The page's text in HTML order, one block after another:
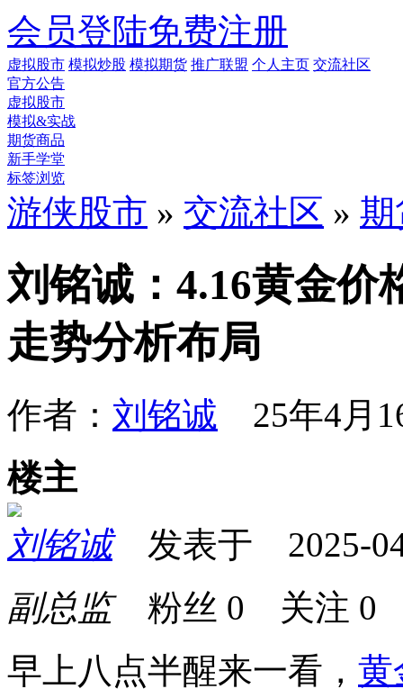
会员登陆免费注册
虚拟股市 模拟炒股 模拟期货 推广联盟 个人主页 交流社区
官方公告
虚拟股市
模拟&实战
期货商品
新手学堂
标签浏览
游侠股市 » 交流社区 » 期
刘铭诚：4.16黄金价
走势分析布局
作者： 刘铭诚 25年4月
楼主
刘铭诚发表于 2025-
副总监粉丝 0 关注 0
早上八点半醒来一看， 黄